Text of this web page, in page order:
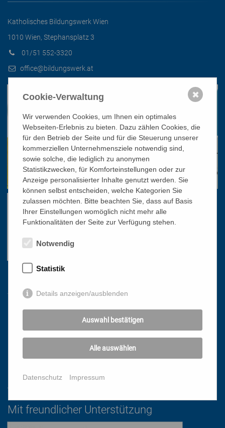
Katholisches Bildungswerk Wien
1010 Wien, Stephansplatz 3
01/51 552-3320
office@bildungswerk.at
NEWSLETTER
DATENSCHUTZ
AGB
Mit freundlicher Unterstützung
Cookie-Verwaltung
Wir verwenden Cookies, um Ihnen ein optimales
Webseiten-Erlebnis zu bieten. Dazu zählen Cookies, die
für den Betrieb der Seite und für die Steuerung unserer
kommerziellen Unternehmensziele notwendig sind,
sowie solche, die lediglich zu anonymen
Statistikzwecken, für Komforteinstellungen oder zur
Anzeige personalisierter Inhalte genutzt werden. Sie
können selbst entscheiden, welche Kategorien Sie
zulassen möchten. Bitte beachten Sie, dass auf Basis
Ihrer Einstellungen womöglich nicht mehr alle
Funktionalitäten der Seite zur Verfügung stehen.
Notwendig
Statistik
Details anzeigen/ausblenden
Auswahl bestätigen
Alle auswählen
Datenschutz Impressum
✖